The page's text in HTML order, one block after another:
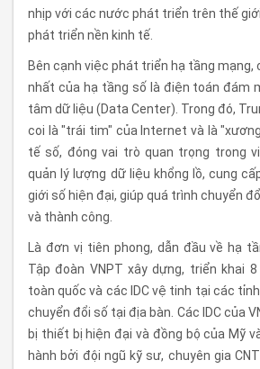
nhịp với các nước phát triển trên thế
phát triển nền kinh tế.
Bên cạnh việc phát triển hạ tầng mạng,
nhất của hạ tầng số là điện toán đám
tâm dữ liệu (Data Center). Trong đó,
coi là "trái tim" của Internet và là
tế số, đóng vai trò quan trọng trong
quản lý lượng dữ liệu khổng lồ, cung
giới số hiện đại, giúp quá trình chuyển
và thành công.
Là đơn vị tiên phong, dẫn đầu về hạ
Tập đoàn VNPT xây dựng, triển khai
toàn quốc và các IDC vệ tinh tại các
chuyển đổi số tại địa bàn. Các IDC của
bị thiết bị hiện đại và đồng bộ của Mỹ
hành bởi đội ngũ kỹ sư, chuyên gia